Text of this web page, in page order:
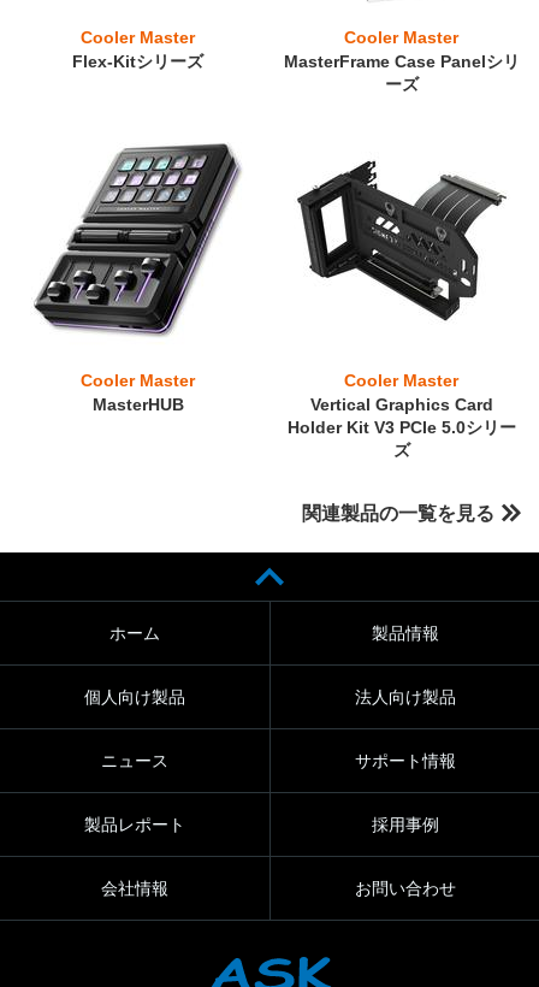
Cooler Master
Flex-Kitシリーズ
Cooler Master
MasterFrame Case Panelシリ
ーズ
Cooler Master
MasterHUB
Cooler Master
Vertical Graphics Card
Holder Kit V3 PCIe 5.0シリー
ズ
関連製品の一覧を見る
ホーム 製品情報
個人向け製品 法人向け製品
ニュース サポート情報
製品レポート 採用事例
会社情報 お問い合わせ